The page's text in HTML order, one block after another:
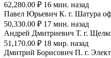
62,280.00 ₽ 16 мин. назад
Павел Юрьевич К. г. Шатура
50,330.00 ₽ 17 мин. назад
Андрей Дмитриевич Т. г.
51,170.00 ₽ 18 мир. назад
Дмитрий Борисович П. г.